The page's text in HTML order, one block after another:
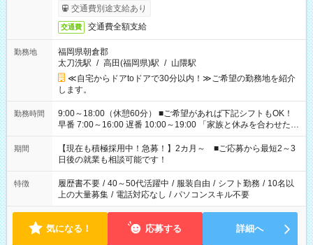
交通費別途支給あり
交通費 交通費全額支給
勤務地
福岡県朝倉郡
太刀洗駅 / 高田(福岡県)駅 / 山隈駅
≪自宅からドアtoドアで30分以内！≫ご希望の勤務地を紹介
します。
勤務時間
9:00～18:00（休憩60分） ■ご希望があれば下記シフトもOK！
早番 7:00～16:00 遅番 10:00～19:00 「家族と休みを合わせた
い」 「余裕を持って夕飯の準備がしたい」 「できれば残業はし
たくない」 など、ご希望を教えてくださいね。 ※Wワーク希望
の方へ 今ご覧のお仕事で希望する勤務時間と、もう1つのお仕事
の勤務時間。 合計で週40時間を超える場合は応募できません。
期間
【現在も積極採用中！急募！】2カ月～ ■ご応募から最短2～3
日後の就業も相談可能です！
特徴 履歴書不要 / 40～50代活躍中 / 服装自由 / シフト勤務 / 10名以
上の大量募集 / 電話対応なし / パソコンスキル不要
気になる！ 応募する 詳細へ